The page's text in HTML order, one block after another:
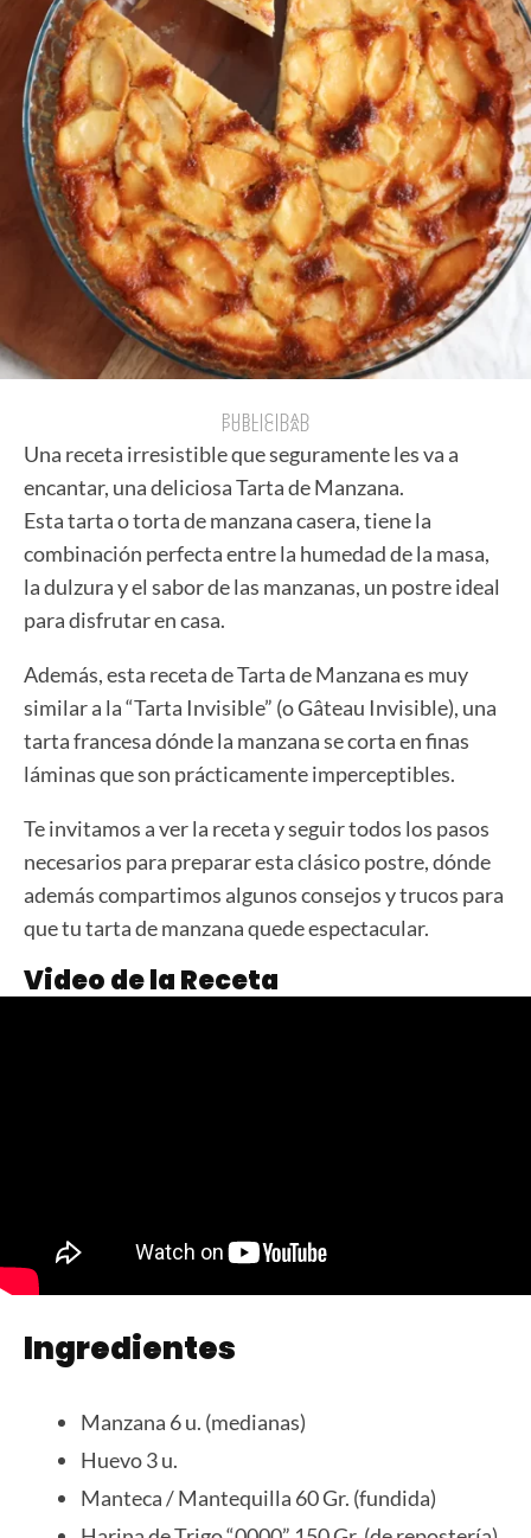
PUBLICIDAD
PUBLICIDAD
Una receta irresistible que seguramente les va a
encantar, una deliciosa Tarta de Manzana.
Esta tarta o torta de manzana casera, tiene la
combinación perfecta entre la humedad de la masa,
la dulzura y el sabor de las manzanas, un postre ideal
para disfrutar en casa.
Además, esta receta de Tarta de Manzana es muy
similar a la “Tarta Invisible” (o Gâteau Invisible), una
tarta francesa dónde la manzana se corta en finas
láminas que son prácticamente imperceptibles.
Te invitamos a ver la receta y seguir todos los pasos
necesarios para preparar esta clásico postre, dónde
además compartimos algunos consejos y trucos para
que tu tarta de manzana quede espectacular.
Video de la Receta
Ingredientes
Manzana 6 u. (medianas)
Huevo 3 u.
Manteca / Mantequilla 60 Gr. (fundida)